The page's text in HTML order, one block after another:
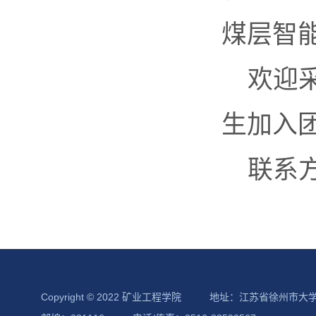
煤层智
欢迎
生加入
联系
Copyright © 2022 矿业工程学院
地址：江苏省徐州市大